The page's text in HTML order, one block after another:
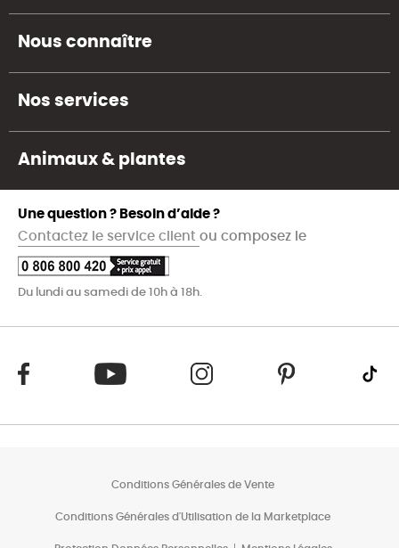
Nous connaître
Nos services
Animaux & plantes
Une question ? Besoin d’aide ?
Contactez le service client ou composez le
Du lundi au samedi de 10h à 18h.
Conditions Générales de Vente
Conditions Générales d'Utilisation de la Marketplace